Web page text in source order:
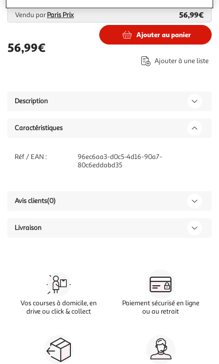
Vendu parParis Prix 56,99€
56,99€
Ajouter au panier
Ajouter à une liste
Description
Caractéristiques
Réf / EAN :
96ec6aa3-d0c5-4d16-90a7-
80c6eddabd35
Avis clients(0)
Livraison
Vos courses à domicile, en
drive ou click & collect
Paiement sécurisé en ligne
ou au retrait